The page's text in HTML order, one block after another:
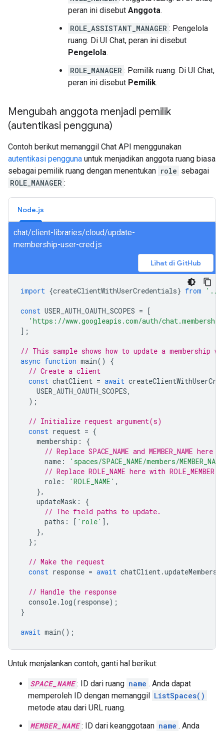
peran ini disebut Anggota.
ROLE_ASSISTANT_MANAGER : Pengelola
ruang. Di UI Chat, peran ini disebut
Pengelola.
ROLE_MANAGER : Pemilik ruang. Di UI Chat,
peran ini disebut Pemilik.
Mengubah anggota menjadi pemilik
(autentikasi pengguna)
Contoh berikut memanggil Chat API menggunakan
autentikasi pengguna untuk menjadikan anggota ruang biasa
sebagai pemilik ruang dengan menentukan role sebagai
ROLE_MANAGER :
Node.js
chat/client-libraries/cloud/update-
membership-user-cred.js
Lihat di GitHub
import {createClientWithUserCredentials} from './
const USER_AUTH_OAUTH_SCOPES = [
'https://www.googleapis.com/auth/
];
// This sample shows how to update a membership
async function main()
{
// Create a client
const chatClient = await
USER_AUTH_OAUTH_SCOPES,
);
// Initialize request argument(s)
const request = {
membership :
{
// Replace SPACE_NAME and MEMBER_NAME here
name :
'spaces/SPACE_NAME/members/
// Replace ROLE_NAME here with ROLE_MEMBER or
role : 'ROLE_NAME' ,
},
updateMask :
{
// The field paths to update.
paths : [ 'role' ],
},
};
// Make the request
const response = await chatClient.
// Handle the response
console. log(response);
}
await main();
Untuk menjalankan contoh, ganti hal berikut:
SPACE_NAME : ID dari ruang name . Anda dapat
memperoleh ID dengan memanggil ListSpaces()
metode atau dari URL ruang.
MEMBER_NAME : ID dari keanggotaan name . Anda